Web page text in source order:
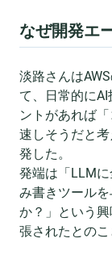
なぜ開発エ
淡路さんは
て、日常的に
ントがあれば
速しそうだと考
発した。
発端は「LLM
み書きツール
か？」という
張されたとのこ